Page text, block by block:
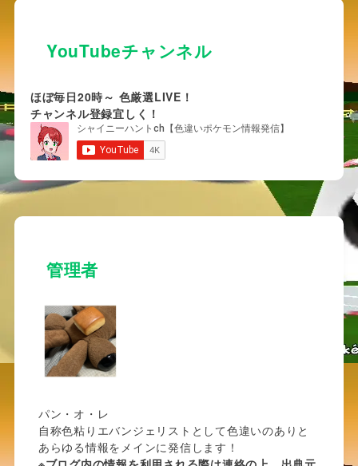
https://w.atwiki.jp/clubshiny_technote/
html
・ウツギリセット
御三家リセットに加えても良かったが、
ットだけ処理が特殊なので分けた。
ウツギリセットはHGSSで御三家を貰うと
他のシリーズの御三家イベントと違う所
と一度に3匹同時に色を確認できる
という
トにある。
YouTubeチャンネル
ほぼ毎日20時～ 色厳選LIVE！
チャンネル登録宜しく！
管理者
パン・オ・レ
自称色粘りエバンジェリストとして色違いのありと
あらゆる情報をメインに発信します！